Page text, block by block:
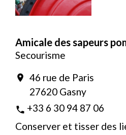
Amicale des sapeurs
Secourisme
location_on 46 rue de Paris
27620 Gasny
phone +33 6 30 94 87 06
Conserver et tisser des